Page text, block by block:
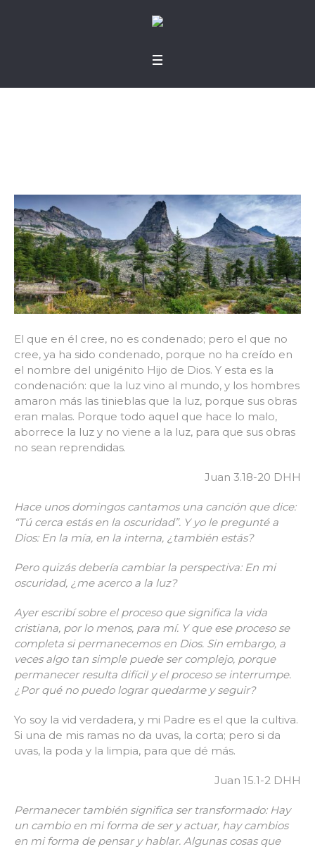
El que en él cree, no es condenado; pero el que no
cree, ya ha sido condenado, porque no ha creído en
el nombre del unigénito Hijo de Dios. Y esta es la
condenación: que la luz vino al mundo, y los hombres
amaron más las tinieblas que la luz, porque sus obras
eran malas. Porque todo aquel que hace lo malo,
aborrece la luz y no viene a la luz, para que sus obras
no sean reprendidas.
Juan 3.18-20 DHH
Hace unos domingos cantamos una canción que dice:
“Tú cerca estás en la oscuridad”. Y yo le pregunté a
Dios: En la mía, en la interna, ¿también estás?
Pero quizás debería cambiar la perspectiva: En mi
oscuridad, ¿me acerco a la luz?
Ayer escribí sobre el proceso que significa la vida
cristiana, por lo menos, para mí. Y que ese proceso se
completa si permanecemos en Dios. Sin embargo, a
veces algo tan simple puede ser complejo, porque
permanecer resulta difícil y el proceso se interrumpe.
¿Por qué no puedo lograr quedarme y seguir?
Yo soy la vid verdadera, y mi Padre es el que la cultiva.
Si una de mis ramas no da uvas, la corta; pero si da
uvas, la poda y la limpia, para que dé más.
Juan 15.1-2 DHH
Permanecer también significa ser transformado: Hay
un cambio en mi forma de ser y actuar, hay cambios
en mi forma de pensar y hablar. Algunas cosas que